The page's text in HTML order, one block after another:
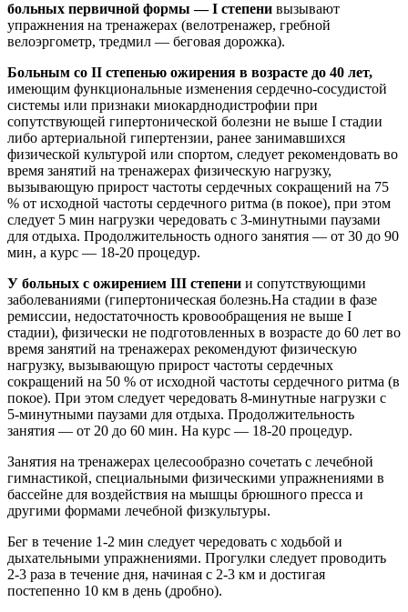
больных первичной формы — I степени вызывают
упражнения на тренажерах (велотренажер, гребной
велоэргометр, тредмил — беговая дорожка).
Больным со II степенью ожирения в возрасте до 40 лет,
имеющим функциональные изменения сердечно-сосудистой
системы или признаки миокарднодистрофии при
сопутствующей гипертонической болезни не выше I стадии
либо артериальной гипертензии, ранее занимавшихся
физической культурой или спортом, следует рекомендовать во
время занятий на тренажерах физическую нагрузку,
вызывающую прирост частоты сердечных сокращений на 75
% от исходной частоты сердечного ритма (в покое), при этом
следует 5 мин нагрузки чередовать с 3-минутными паузами
для отдыха. Продолжительность одного занятия — от 30 до 90
мин, а курс — 18-20 процедур.
У больных с ожирением III степени и сопутствующими
заболеваниями (гипертоническая болезнь.На стадии в фазе
ремиссии, недостаточность кровообращения не выше I
стадии), физически не подготовленных в возрасте до 60 лет во
время занятий на тренажерах рекомендуют физическую
нагрузку, вызывающую прирост частоты сердечных
сокращений на 50 % от исходной частоты сердечного ритма (в
покое). При этом следует чередовать 8-минутные нагрузки с
5-минутными паузами для отдыха. Продолжительность
занятия — от 20 до 60 мин. На курс — 18-20 процедур.
Занятия на тренажерах целесообразно сочетать с лечебной
гимнастикой, специальными физическими упражнениями в
бассейне для воздействия на мышцы брюшного пресса и
другими формами лечебной физкультуры.
Бег в течение 1-2 мин следует чередовать с ходьбой и
дыхательными упражнениями. Прогулки следует проводить
2-3 раза в течение дня, начиная с 2-3 км и достигая
постепенно 10 км в день (дробно).